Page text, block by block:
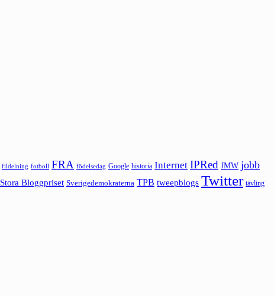
fildelning fotboll FRA födelsedag Google historia Internet IPRed JMW jobb
Stora Bloggpriset Sverigedemokraterna TPB tweepblogs Twitter tävling